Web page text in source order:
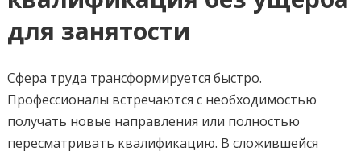
для занятости
Сфера труда трансформируется быстро.
Профессионалы встречаются с необходимостью
получать новые направления или полностью
пересматривать квалификацию. В сложившейся